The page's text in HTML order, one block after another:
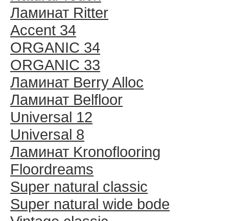
Ламинат Ritter
Accent 34
ORGANIC 34
ORGANIC 33
Ламинат Berry Alloc
Ламинат Belfloor
Universal 12
Universal 8
Ламинат Kronoflooring
Floordreams
Super natural classic
Super natural wide bode